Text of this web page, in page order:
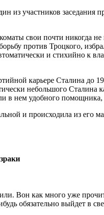
из участников заседания
свои почти никогда
против Троцкого,
и стихийно к
карьере Сталина до
небольшого
в нем удобного
и происходила из
Вон как много уже
обязательно выйдет в